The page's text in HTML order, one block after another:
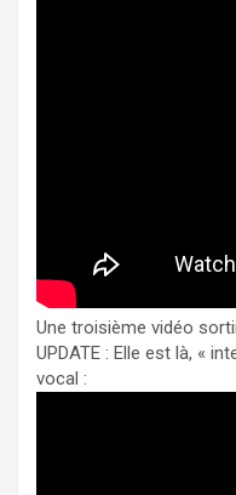
Une troisième vidéo
UPDATE : Elle est là, «
vocal :